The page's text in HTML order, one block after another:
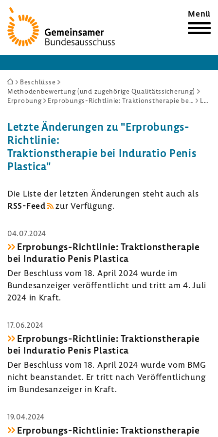
Zur
Startseite
Menü
Sie
sind
hier:
Beschlüsse
Methodenbewertung (und zugehörige Qualitätssicherung)
Erprobung
Erprobungs-Richtlinie: Traktionstherapie bei Induratio Penis Plastica Letzte Änderungen
Letzte Ände­rungen zu "Erprobungs-​
Richtlinie:
Trak­ti­ons­the­rapie bei Indu­ratio Penis
Plastica"
Die Liste der letzten Ände­rungen steht auch als
RSS-​Feed
zur Verfü­gung.
04.07.2024
Erprobungs-​Richtlinie: Trak­ti­ons­the­rapie
bei Indu­ratio Penis Plastica
Der Beschluss vom 18. April 2024 wurde im
Bundes­an­zeiger veröf­fent­licht und tritt am 4. Juli
2024 in Kraft.
17.06.2024
Erprobungs-​Richtlinie: Trak­ti­ons­the­rapie
bei Indu­ratio Penis Plastica
Der Beschluss vom 18. April 2024 wurde vom BMG
nicht bean­standet. Er tritt nach Veröf­fent­li­chung
im Bundes­an­zeiger in Kraft.
19.04.2024
Erprobungs-​Richtlinie: Trak­ti­ons­the­rapie